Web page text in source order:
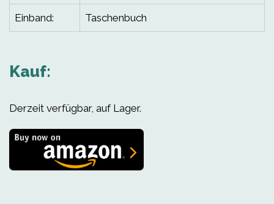
Einband: Taschenbuch
Kauf:
Derzeit verfügbar, auf Lager.